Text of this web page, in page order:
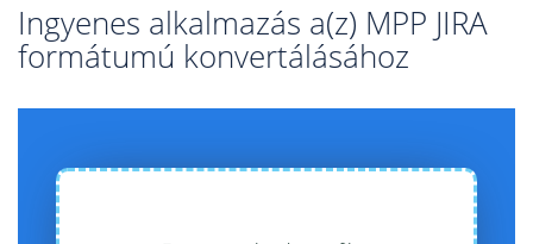
Ingyenes alkalmazás a(z) MPP JIRA
formátumú konvertálásához